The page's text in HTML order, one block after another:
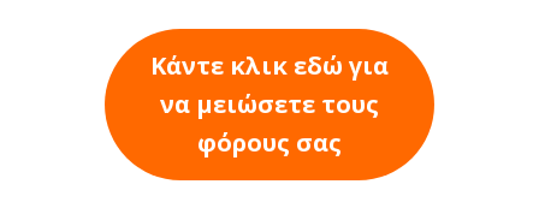
Κάντε κλικ εδώ για
να μειώσετε τους
φόρους σας